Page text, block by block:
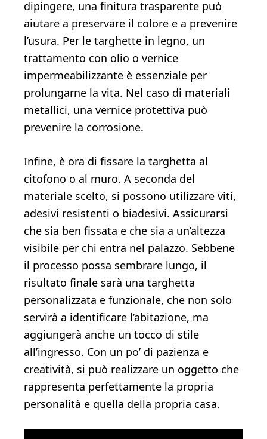
dipingere, una finitura trasparente può
aiutare a preservare il colore e a prevenire
l’usura. Per le targhette in legno, un
trattamento con olio o vernice
impermeabilizzante è essenziale per
prolungarne la vita. Nel caso di materiali
metallici, una vernice protettiva può
prevenire la corrosione.
Infine, è ora di fissare la targhetta al
citofono o al muro. A seconda del
materiale scelto, si possono utilizzare viti,
adesivi resistenti o biadesivi. Assicurarsi
che sia ben fissata e che sia a un’altezza
visibile per chi entra nel palazzo. Sebbene
il processo possa sembrare lungo, il
risultato finale sarà una targhetta
personalizzata e funzionale, che non solo
servirà a identificare l’abitazione, ma
aggiungerà anche un tocco di stile
all’ingresso. Con un po’ di pazienza e
creatività, si può realizzare un oggetto che
rappresenta perfettamente la propria
personalità e quella della propria casa.